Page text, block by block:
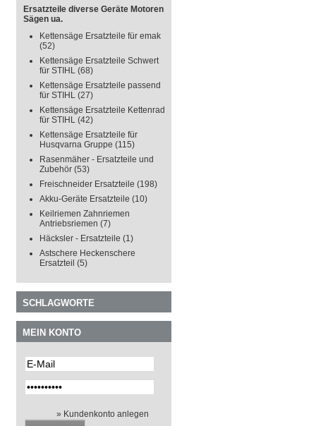
Ersatzteile diverse Geräte Motoren
Sägen ua.
Kettensäge Ersatzteile für emak
(52)
Kettensäge Ersatzteile Schwert
für STIHL (68)
Kettensäge Ersatzteile passend
für STIHL (27)
Kettensäge Ersatzteile Kettenrad
für STIHL (42)
Kettensäge Ersatzteile für
Husqvarna Gruppe (115)
Rasenmäher - Ersatzteile und
Zubehör (53)
Freischneider Ersatzteile (198)
Akku-Geräte Ersatzteile (10)
Keilriemen Zahnriemen
Antriebsriemen (7)
Häcksler - Ersatzteile (1)
Astschere Heckenschere
Ersatzteil (5)
SCHLAGWORTE
MEIN KONTO
» Kundenkonto anlegen